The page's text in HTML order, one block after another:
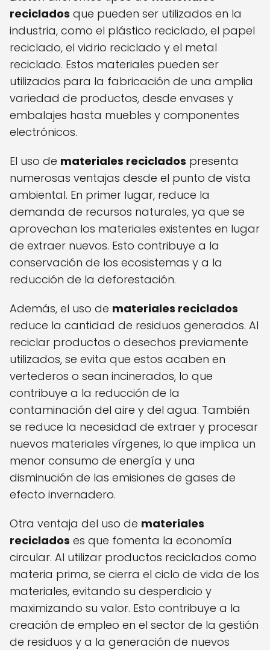
reciclados que pueden ser utilizados en la
industria, como el plástico reciclado, el papel
reciclado, el vidrio reciclado y el metal
reciclado. Estos materiales pueden ser
utilizados para la fabricación de una amplia
variedad de productos, desde envases y
embalajes hasta muebles y componentes
electrónicos.
El uso de materiales reciclados presenta
numerosas ventajas desde el punto de vista
ambiental. En primer lugar, reduce la
demanda de recursos naturales, ya que se
aprovechan los materiales existentes en lugar
de extraer nuevos. Esto contribuye a la
conservación de los ecosistemas y a la
reducción de la deforestación.
Además, el uso de materiales reciclados
reduce la cantidad de residuos generados. Al
reciclar productos o desechos previamente
utilizados, se evita que estos acaben en
vertederos o sean incinerados, lo que
contribuye a la reducción de la
contaminación del aire y del agua. También
se reduce la necesidad de extraer y procesar
nuevos materiales vírgenes, lo que implica un
menor consumo de energía y una
disminución de las emisiones de gases de
efecto invernadero.
Otra ventaja del uso de materiales
reciclados es que fomenta la economía
circular. Al utilizar productos reciclados como
materia prima, se cierra el ciclo de vida de los
materiales, evitando su desperdicio y
maximizando su valor. Esto contribuye a la
creación de empleo en el sector de la gestión
de residuos y a la generación de nuevos